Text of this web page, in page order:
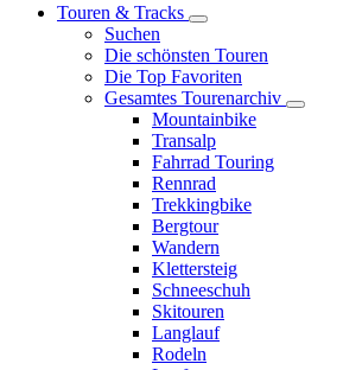
Touren & Tracks
Suchen
Die schönsten Touren
Die Top Favoriten
Gesamtes Tourenarchiv
Mountainbike
Transalp
Fahrrad Touring
Rennrad
Trekkingbike
Bergtour
Wandern
Klettersteig
Schneeschuh
Skitouren
Langlauf
Rodeln